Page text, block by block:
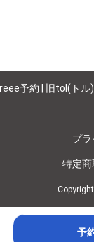
予
予約 | 旧tol(トル
プ
特定
Copyright